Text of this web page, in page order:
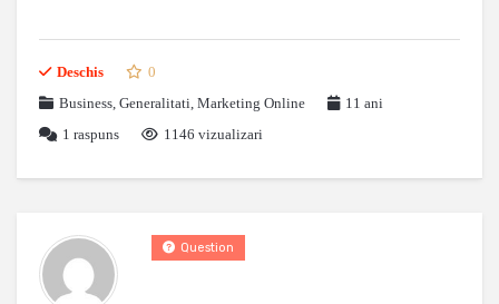
Deschis
0
Business, Generalitati, Marketing Online
11 ani
1 raspuns 1146 vizualizari
Question